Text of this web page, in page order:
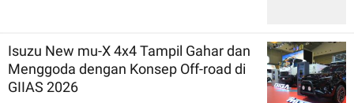
Isuzu New mu-X 4x4 Tampil Gahar dan
Menggoda dengan Konsep Off-road di
GIIAS 2026